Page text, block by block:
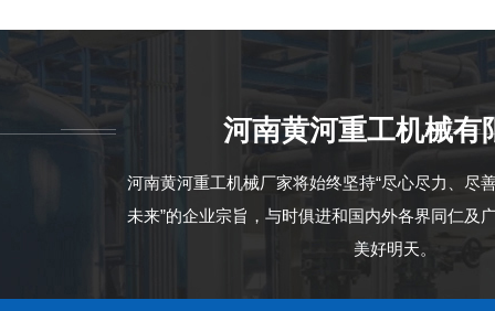
河南黄河重工机械有
河南黄河重工机械厂家将始终坚持“尽心尽力、尽
未来”的企业宗旨，与时俱进和国内外各界同仁及
美好明天。